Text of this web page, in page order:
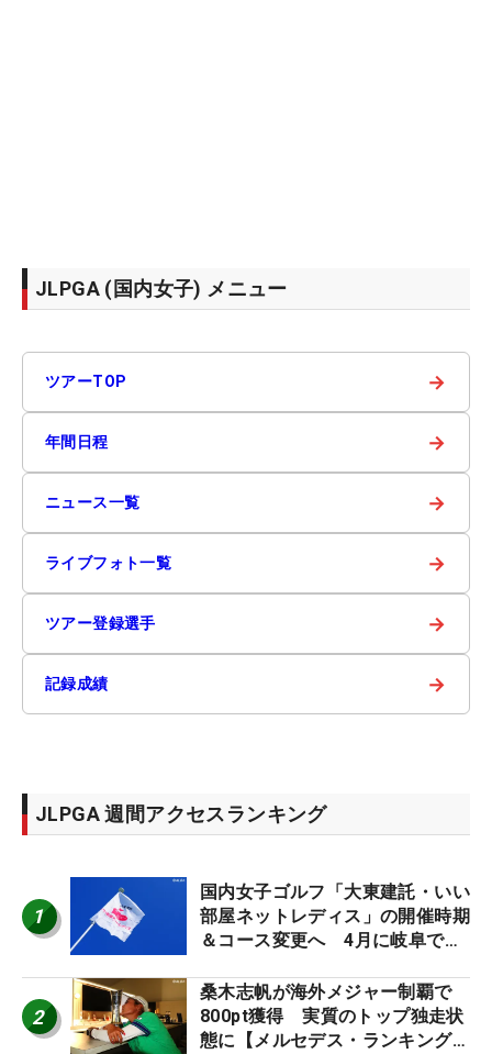
JLPGA (国内女子) メニュー
ツアーTOP →
年間日程 →
ニュース一覧 →
ライブフォト一覧 →
ツアー登録選手 →
記録成績 →
JLPGA 週間アクセスランキング
1
国内女子ゴルフ「大東建託・いい
部屋ネットレディス」の開催時期
＆コース変更へ 4月に岐阜で開
2
桑木志帆が海外メジャー制覇で
800pt獲得 実質のトップ独走状
態に【メルセデス・ランキング番